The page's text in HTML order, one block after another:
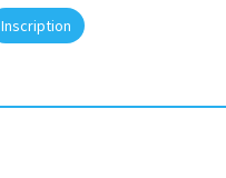
Inscription